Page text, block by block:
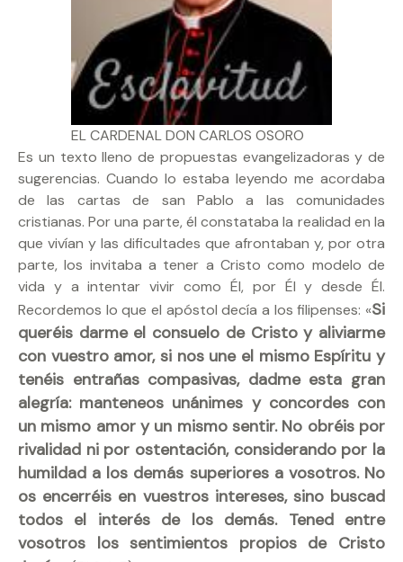
EL CARDENAL DON CARLOS OSORO
Es un texto lleno de propuestas evangelizadoras y de
sugerencias. Cuando lo estaba leyendo me acordaba
de las cartas de san Pablo a las comunidades
cristianas. Por una parte, él constataba la realidad en la
que vivían y las dificultades que afrontaban y, por otra
parte, los invitaba a tener a Cristo como modelo de
vida y a intentar vivir como Él, por Él y desde Él.
Recordemos lo que el apóstol decía a los filipenses: «Si
queréis darme el consuelo de Cristo y aliviarme
con vuestro amor, si nos une el mismo Espíritu y
tenéis entrañas compasivas, dadme esta gran
alegría: manteneos unánimes y concordes con
un mismo amor y un mismo sentir. No obréis por
rivalidad ni por ostentación, considerando por la
humildad a los demás superiores a vosotros. No
os encerréis en vuestros intereses, sino buscad
todos el interés de los demás. Tened entre
vosotros los sentimientos propios de Cristo